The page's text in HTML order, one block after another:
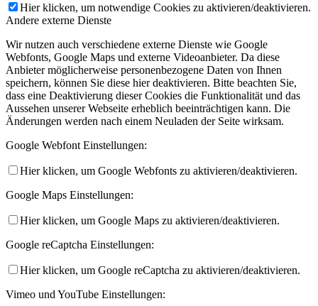
Hier klicken, um notwendige Cookies zu aktivieren/deaktivieren.
Andere externe Dienste
Wir nutzen auch verschiedene externe Dienste wie Google
Webfonts, Google Maps und externe Videoanbieter. Da diese
Anbieter möglicherweise personenbezogene Daten von Ihnen
speichern, können Sie diese hier deaktivieren. Bitte beachten Sie,
dass eine Deaktivierung dieser Cookies die Funktionalität und das
Aussehen unserer Webseite erheblich beeinträchtigen kann. Die
Änderungen werden nach einem Neuladen der Seite wirksam.
Google Webfont Einstellungen:
Hier klicken, um Google Webfonts zu aktivieren/deaktivieren.
Google Maps Einstellungen:
Hier klicken, um Google Maps zu aktivieren/deaktivieren.
Google reCaptcha Einstellungen:
Hier klicken, um Google reCaptcha zu aktivieren/deaktivieren.
Vimeo und YouTube Einstellungen: